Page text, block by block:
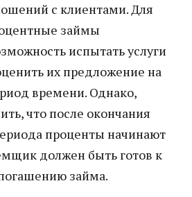
с клиентами. Для
займы
испытать услуги
их предложение на
времени. Однако,
что после окончания
проценты начинают
должен быть готов к
займа.